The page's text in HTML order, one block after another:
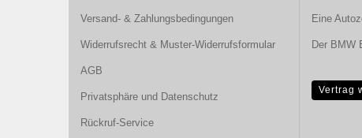
Versand- & Zahlungsbedingungen
Widerrufsrecht & Muster-Widerrufsformular
AGB
Privatsphäre und Datenschutz
Rückruf-Service
Eine
Der BMW
Vertrag